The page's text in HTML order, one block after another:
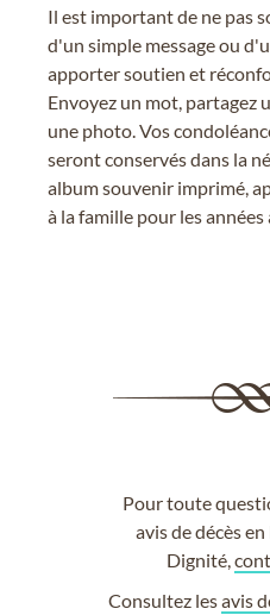
Il est important de ne pas
d'un simple message ou
apporter soutien et
Envoyez un mot, partagez
une photo. Vos
seront conservés dans la
album souvenir imprimé,
à la famille pour les années
Pour toute
avis de décès
Dignité,
Consultez lesavis